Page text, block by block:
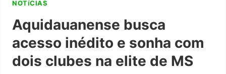
NOTíCIAS
Aquidauanense busca
acesso inédito e sonha com
dois clubes na elite de MS